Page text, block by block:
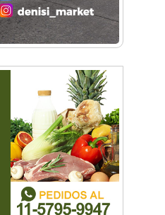
miles de vecinos corrieron
llega la primera edición
reunió autos, motos y
en Campo de Mayo